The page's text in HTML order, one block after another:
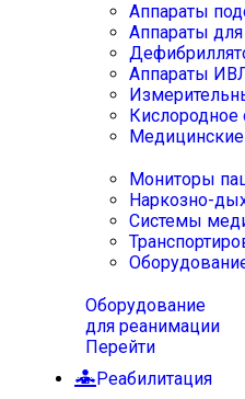
Аппараты
Аппараты
Аппараты
Кислородное
Мониторы
Наркозно-
Системы
Оборудование
для реанимации
Перейти
Реабилитация